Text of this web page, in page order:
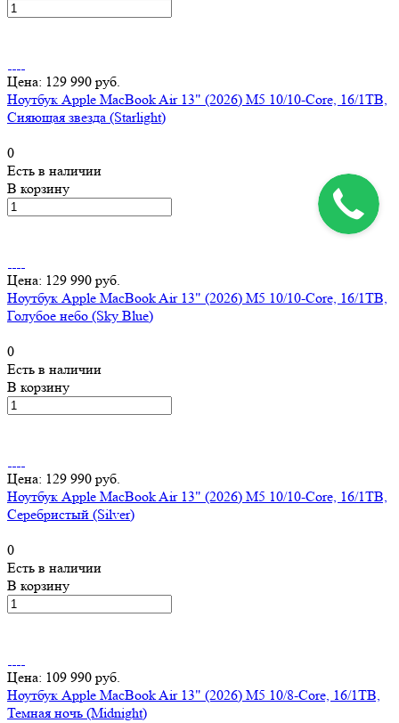
Цена: 129 990 руб.
Ноутбук Apple MacBook Air 13" (2026) M5 10/10-Core, 16/1TB,
Сияющая звезда (Starlight)
0
Есть в наличии
В корзину
Цена: 129 990 руб.
Ноутбук Apple MacBook Air 13" (2026) M5 10/10-Core, 16/1TB,
Голубое небо (Sky Blue)
0
Есть в наличии
В корзину
Цена: 129 990 руб.
Ноутбук Apple MacBook Air 13" (2026) M5 10/10-Core, 16/1TB,
Серебристый (Silver)
0
Есть в наличии
В корзину
Цена: 109 990 руб.
Ноутбук Apple MacBook Air 13" (2026) M5 10/8-Core, 16/1TB,
Темная ночь (Midnight)